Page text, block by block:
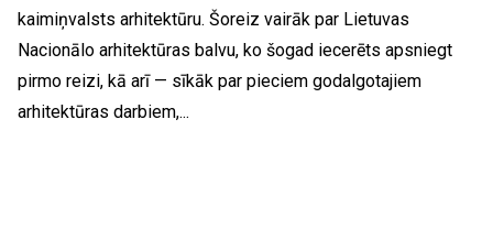
kaimiņvalsts arhitektūru. Šoreiz vairāk par Lietuvas
Nacionālo arhitektūras balvu, ko šogad iecerēts apsniegt
pirmo reizi, kā arī — sīkāk par pieciem godalgotajiem
arhitektūras darbiem,...